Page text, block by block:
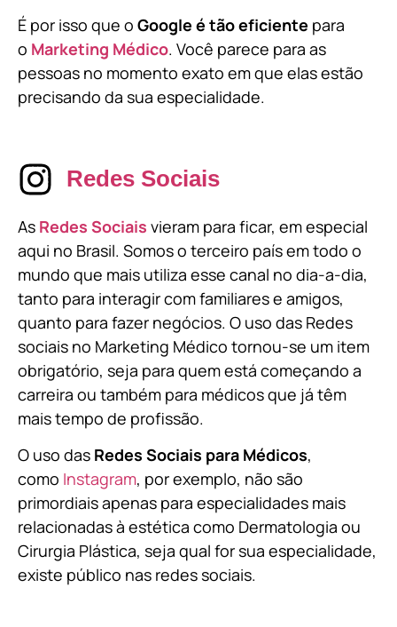
É por isso que o Google é tão eficiente para
o Marketing Médico. Você parece para as
pessoas no momento exato em que elas estão
precisando da sua especialidade.
Redes Sociais
As Redes Sociais vieram para ficar, em especial
aqui no Brasil. Somos o terceiro país em todo o
mundo que mais utiliza esse canal no dia-a-dia,
tanto para interagir com familiares e amigos,
quanto para fazer negócios. O uso das Redes
sociais no Marketing Médico tornou-se um item
obrigatório, seja para quem está começando a
carreira ou também para médicos que já têm
mais tempo de profissão.
O uso das Redes Sociais para Médicos,
como Instagram, por exemplo, não são
primordiais apenas para especialidades mais
relacionadas à estética como Dermatologia ou
Cirurgia Plástica, seja qual for sua especialidade,
existe público nas redes sociais.